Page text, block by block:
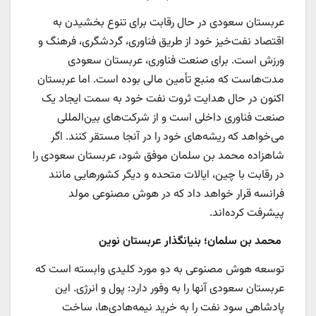
عربستان سعودی در حال رقابت برای تنوع بخشیدن به
اقتصاد نفت‌خیز خود از طریق فناوری، گردشگری، فرهنگ و
ورزش است. برای صنعت فناوری، عربستان سعودی
مدت‌هاست که منبع تأمین مالی بوده است. اما عربستان
اکنون در حال هدایت ثروت نفت خود به سمت ایجاد یک
صنعت فناوری داخلی است و از شرکت‌های بین‌المللی
می‌خواهد که ریشه‌های خود را در آنجا مستقر کنند. اگر
شاهزاده محمد بن سلمان موفق شود، عربستان سعودی را
در رقابت با چین، ایالات متحده و دیگر کشورهایی مانند
فرانسه قرار خواهد داد که در هوش مصنوعی مولد
پیشرفت کرده‌اند.
محمد بن سلمان؛ بنیانگذار عربستان نوین
توسعه هوش مصنوعی به دو مورد کلیدی وابسته است که
عربستان سعودی آنها را به وفور دارد: پول و انرژی. این
پادشاهی سود نفت را به خرید نیمه‌هادی‌ها، ساخت